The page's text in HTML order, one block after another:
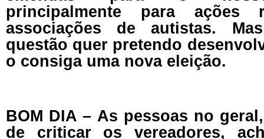
principalmente para ações
associações de autistas.
questão quer pretendo
o consiga uma nova eleição.
BOM DIA – As pessoas no
de criticar os vereadores,